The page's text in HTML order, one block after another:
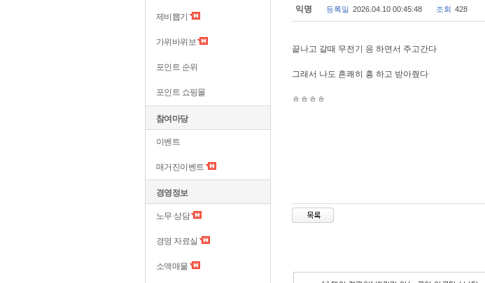
제비뽑기
가위바위보
포인트 순위
포인트 쇼핑몰
참여마당
이벤트
매거진이벤트
경영정보
노무 상담
경영 자료실
소액매물
익명 등록일 2026.04.10 00:45:48 조회 428
끝나고 갈때 무전기 응 하면서 주고간다
그래서 나도 흔쾌히 흥 하고 받아줬다
ㅎㅎㅎㅎ